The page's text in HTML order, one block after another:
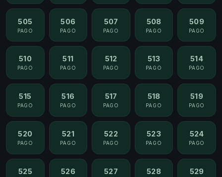
505
PAGO
506
PAGO
507
PAGO
508
PAGO
509
PAGO
510
PAGO
511
PAGO
512
PAGO
513
PAGO
514
PAGO
515
PAGO
516
PAGO
517
PAGO
518
PAGO
519
PAGO
520
PAGO
521
PAGO
522
PAGO
523
PAGO
524
PAGO
525 526 527 528 529